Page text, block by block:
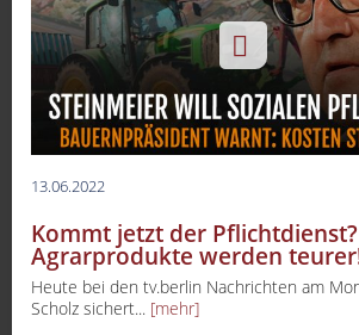
13.06.2022
Kommt jetzt der
Agrarprodukte werden
Heute bei den tv.berlin Nachrichten am
Scholz sichert... [mehr]